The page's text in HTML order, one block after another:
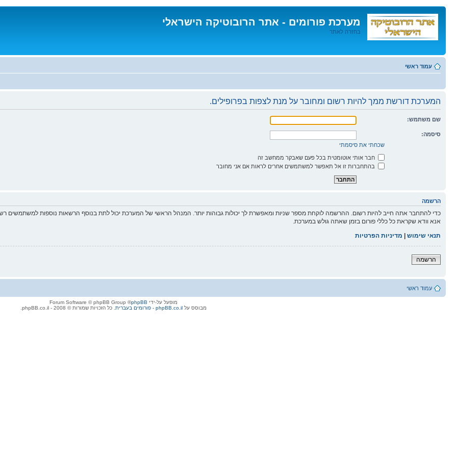
מערכת פורומים - אתר הרובוטיקה הישראלי
בחזרה לאתר
לתוכן
עמוד ראשי
המערכת דורשת ממך להיות רשום ומחובר על מנת לצפות בפרופילים.
שם משתמש:
סיסמה:
שכחתי את סיסמתי
חבר אותי אוטומטית בכל פעם שאבקר ממחשב זה
בהתחברות זו אל תאפשר למשתמשים אחרים לראות אם אני מחובר
הרשמה
כדי להתחבר אתה חייב להיות רשום. ההרשמה לוקחת מספר שניות ומאפשרת לך יכולות גבוהות יותר. המנהל הראשי של המערכת יכול לתת בנוסף הרשאות נוספות למשתמשים
אנא וודא שקראת כל כללי פורום בזמן שאתה גולש במערכת.
תנאי שימוש | מדיניות הפרטיות
הרשמה
עמוד ראשי
מופעל על-ידי phpBB
® Forum Software © phpBB Group
מבוסס עלphpBB.co.il - פורומים בעברית . כל הזכויות שמורות © 2008 - phpBB.co.il.